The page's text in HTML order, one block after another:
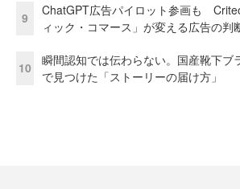
9
ChatGPT広告パイロット参画も
ィック・コマース」が変える広告の判
10
瞬間認知では伝わらない。国産靴下ブ
で見つけた「ストーリーの届け方」